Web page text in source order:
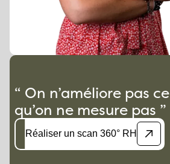
“ On n’améliore pas ce
qu’on ne mesure pas ”
Réaliser un scan 360° RH